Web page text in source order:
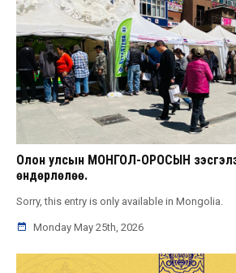
Олон улсын МОНГОЛ-ОРОСЫН
өндөрлөлөө.
Sorry, this entry is only available in Mongolia.
Monday May 25th, 2026